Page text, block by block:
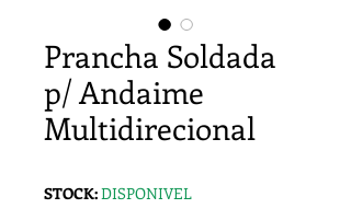
Prancha Soldada
p/ Andaime
Multidirecional
STOCK:DISPONIVEL